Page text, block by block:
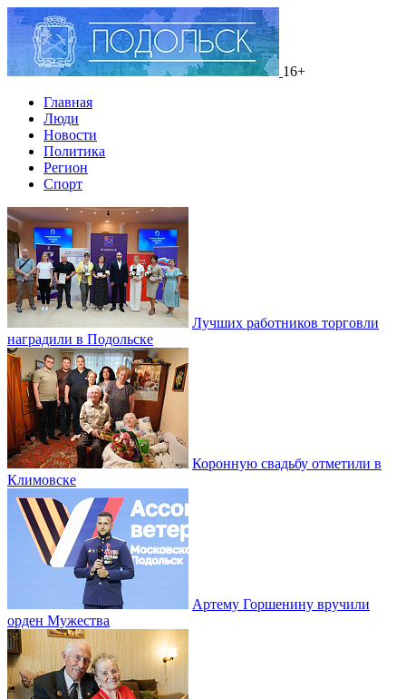
16+
Главная
Люди
Новости
Политика
Регион
Спорт
Лучших работников торговли
наградили в Подольске
Коронную свадьбу отметили в
Климовске
Артему Горшенину вручили
орден Мужества